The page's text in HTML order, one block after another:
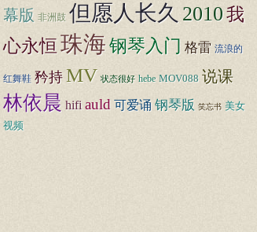
幕版 非洲鼓 但愿人长久 2010我
心永恒珠海钢琴入门 格雷 流浪的
红舞鞋 矜持 MV 状态很好 hebe MOV088 说课
林依晨 hifi auld 可爱诵 钢琴版 笑忘书 美女
视频